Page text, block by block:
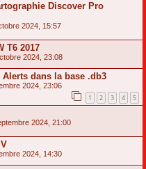
Discover Pro
2024, 15:57
T6 2017
2024, 23:08
dans la base .db3
2024, 23:06
1 2 3 4 5
2024, 21:00
2024, 14:30